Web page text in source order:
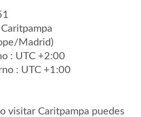
Madrid)
: UTC +2:00
: UTC +1:00
visitar Caritpampa puedes